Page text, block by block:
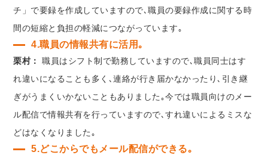
チ」で要録を作成していますので､職員の要録作成に関する時
間の短縮と負担の軽減につながっています｡
4.職員の情報共有に活用｡
栗村：職員はシフト制で勤務していますので､職員同士はす
れ違いになることも多く､連絡が行き届かなかったり､引き継
ぎがうまくいかないこともありました｡今では職員向けのメー
ル配信で情報共有を行っていますので､すれ違いによるミスな
どはなくなりました｡
5.どこからでもメール配信ができる｡